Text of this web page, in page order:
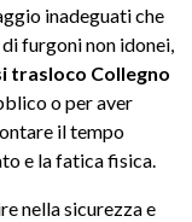
inadeguati che
furgoni non idonei,
trasloco Collegno
o per aver
il tempo
e la fatica fisica.
nella sicurezza e